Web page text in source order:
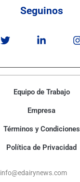
Seguinos
Equipo de Trabajo
Empresa
Términos y Condiciones
Política de Privacidad
info@edairynews.com